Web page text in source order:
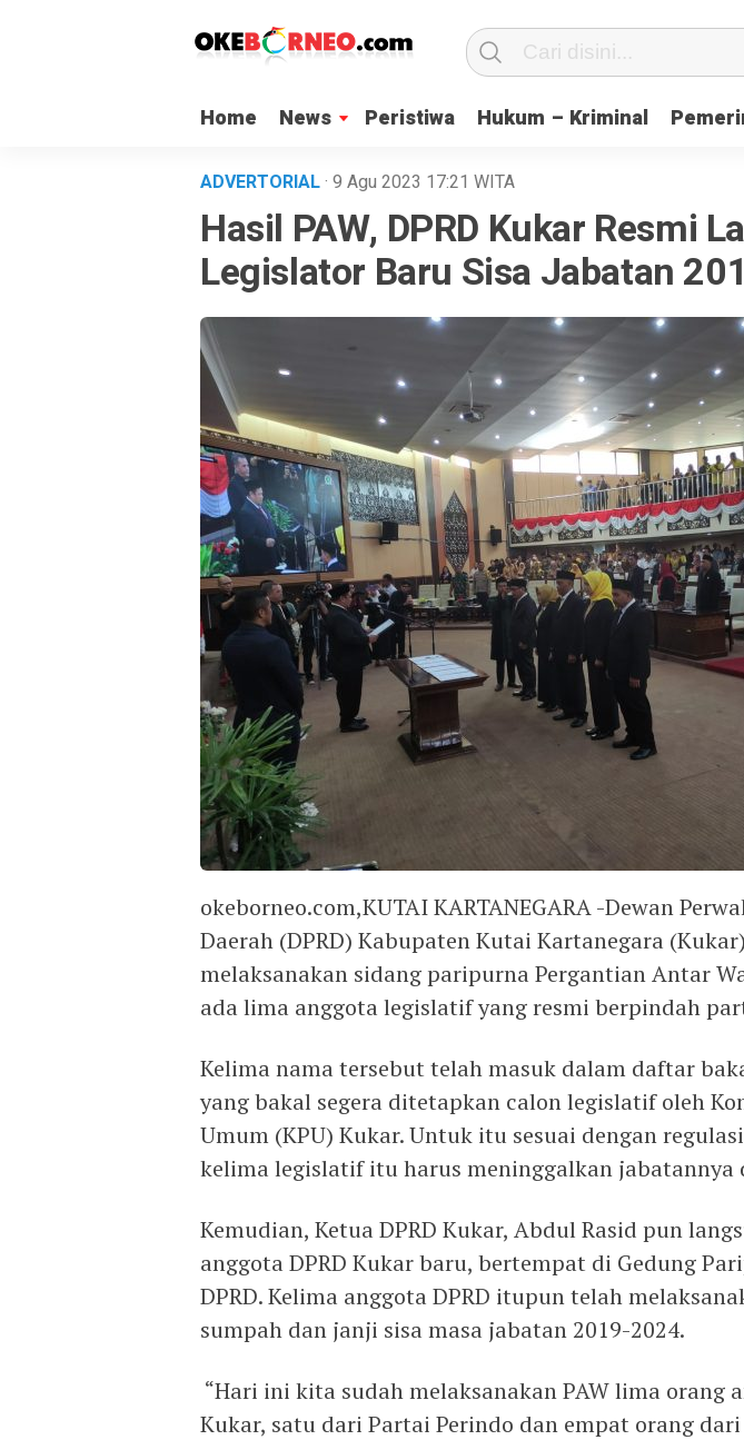
Home News Peristiwa Hukum – Kriminal
ADVERTORIAL· 9 Agu 2023 17:21 WITA
Hasil PAW, DPRD Kukar Resmi
Legislator Baru Sisa Jabatan
okeborneo.com,KUTAI KARTANEGARA -Dewan
Daerah (DPRD) Kabupaten Kutai Kartanegara
melaksanakan sidang paripurna Pergantian Antar
ada lima anggota legislatif yang resmi berpindah
Kelima nama tersebut telah masuk dalam daftar
yang bakal segera ditetapkan calon legislatif oleh
Umum (KPU) Kukar. Untuk itu sesuai dengan
kelima legislatif itu harus meninggalkan jabatannya
Kemudian, Ketua DPRD Kukar, Abdul Rasid pun
anggota DPRD Kukar baru, bertempat di Gedung
DPRD. Kelima anggota DPRD itupun telah
sumpah dan janji sisa masa jabatan 2019-2024.
“Hari ini kita sudah melaksanakan PAW lima orang
Kukar, satu dari Partai Perindo dan empat orang